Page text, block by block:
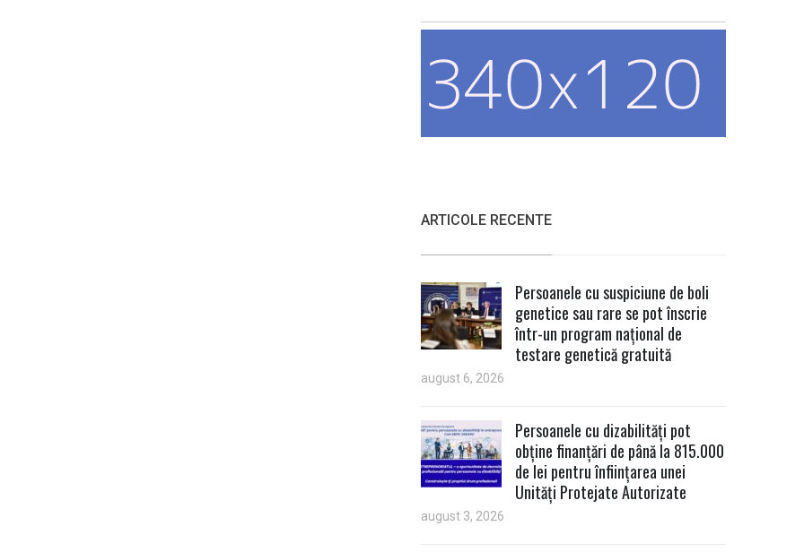
ARTICOLE RECENTE
Persoanele cu suspiciune de boli
genetice sau rare se pot înscrie
într-un program național de
testare genetică gratuită
august 6, 2026
Persoanele cu dizabilități pot
obține finanțări de până la 815.000
de lei pentru înființarea unei
Unități Protejate Autorizate
august 3, 2026